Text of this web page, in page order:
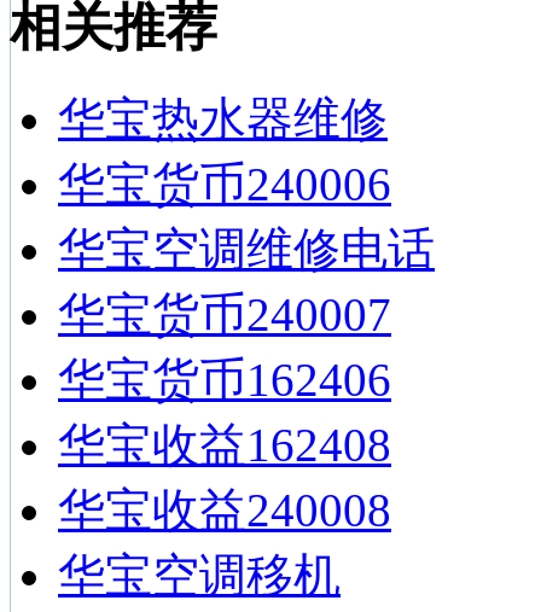
相关推荐
华宝热水器维修
华宝货币240006
华宝空调维修电话
华宝货币240007
华宝货币162406
华宝收益162408
华宝收益240008
华宝空调移机